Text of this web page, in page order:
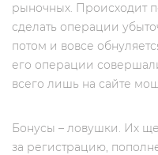
рыночных. Происходит
сделать операции
потом и вовсе
его операции
всего лишь на сайте
Бонусы – ловушки. Их
за регистрацию,